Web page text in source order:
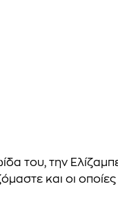
του, την
και οι οποίες